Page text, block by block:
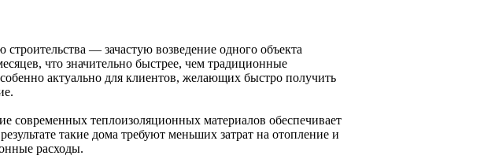
— зачастую возведение одного объекта
что значительно быстрее, чем традиционные
актуально для клиентов, желающих быстро получить
современных теплоизоляционных материалов обеспечивает
такие дома требуют меньших затрат на отопление и
расходы.